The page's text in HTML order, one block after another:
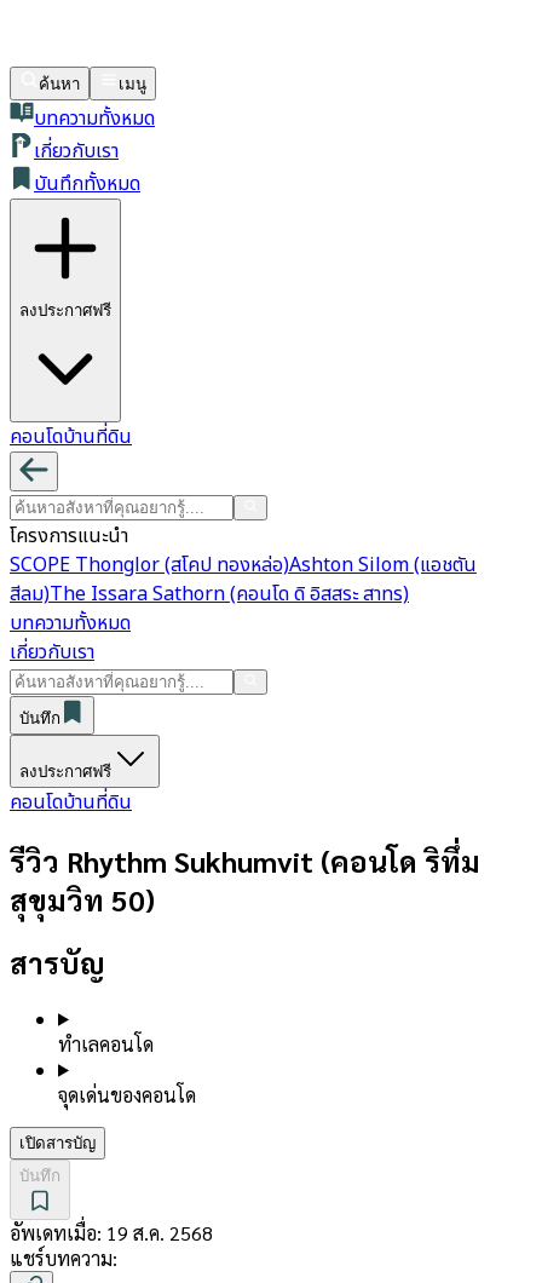
ค้นหา เมนู
บทความทั้งหมด
เกี่ยวกับเรา
บันทึกทั้งหมด
ลงประกาศฟรี
คอนโดบ้านที่ดิน
โครงการแนะนำ
SCOPE Thonglor (สโคป ทองหล่อ)Ashton Silom (แอชตัน
สีลม)The Issara Sathorn (คอนโด ดิ อิสสระ สาทร)
บทความทั้งหมด
เกี่ยวกับเรา
บันทึก
ลงประกาศฟรี
คอนโดบ้านที่ดิน
รีวิว Rhythm Sukhumvit (คอนโด ริทึ่ม
สุขุมวิท 50)
สารบัญ
ทำเลคอนโด
จุดเด่นของคอนโด
เปิดสารบัญ
บันทึก
อัพเดทเมื่อ: 19 ส.ค. 2568
แชร์บทความ: